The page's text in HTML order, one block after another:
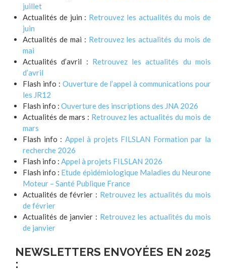
juillet
Actualités de juin : Retrouvez les actualités du mois de
juin
Actualités de mai : Retrouvez les actualités du mois de
mai
Actualités d’avril : Retrouvez les actualités du mois
d’avril
Flash info : Ouverture de l’appel à communications pour
les JR12
Flash info : Ouverture des inscriptions des JNA 2026
Actualités de mars : Retrouvez les actualités du mois de
mars
Flash info : Appel à projets FILSLAN Formation par la
recherche 2026
Flash info : Appel à projets FILSLAN 2026
Flash info : Etude épidémiologique Maladies du Neurone
Moteur – Santé Publique France
Actualités de février : Retrouvez les actualités du mois
de février
Actualités de janvier : Retrouvez les actualités du mois
de janvier
NEWSLETTERS ENVOYÉES EN 2025
: